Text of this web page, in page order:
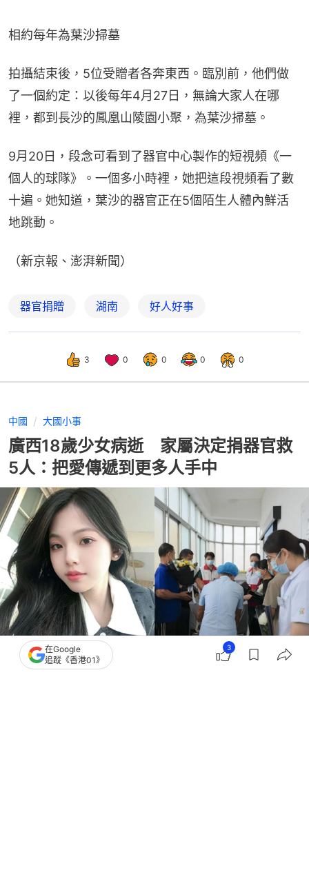
相約每年為葉沙掃墓
拍攝結束後，5位受贈者各奔東西。臨別前，他們做
了一個約定：以後每年4月27日，無論大家人在哪
裡，都到長沙的鳳凰山陵園小聚，為葉沙掃墓。
9月20日，段念可看到了器官中心製作的短視頻《一
個人的球隊》。一個多小時裡，她把這段視頻看了數
十遍。她知道，葉沙的器官正在5個陌生人體內鮮活
地跳動。
（新京報、澎湃新聞）
器官捐贈 湖南 好人好事
3 0 0 0 0
中國 大國小事
廣西18歲少女病逝 家屬決定捐器官救
5人：把愛傳遞到更多人手中
撰文：盧詩文
在Google
追蹤《香港01》
3